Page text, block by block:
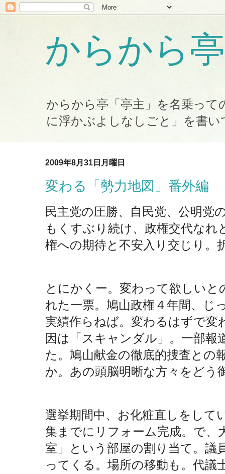
からから
からから亭「亭主」を名乗っ
に浮かぶよしなしごと」を書い
2009年8月31日月曜日
変わる「勢力地図」番外編
民主党の圧勝、自民党、公明党
もくすぶり続け、政権交代なれ
権への期待と不安入り交じり。
とにかくー。変わって欲しい
れた一票。鳩山政権４年間、じ
実績作らねば。変わるはずで変
因は「スキャンダル」。一部報
た。鳩山献金の徹底的捜査との
か。あの頭脳明晰な方々をどう
選挙期間中、お化粧直しをして
集までにリフォーム完成。で、
室」という部屋の割り当て。議
ってくる。場所の移動も。代議